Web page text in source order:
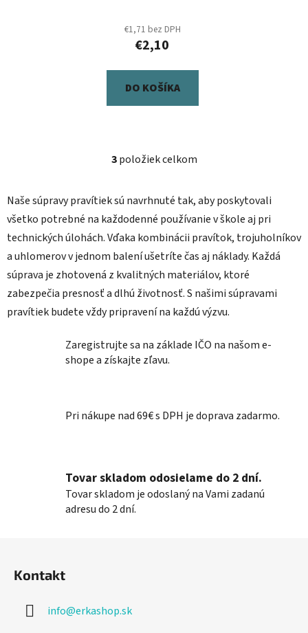
€1,71 bez DPH
€2,10
DO KOŠÍKA
O
l
á
d
a
c
i
e
p
r
k
y
p
i
3položiek celkom
Naše súpravy pravítiek sú navrhnuté tak, aby poskytovali
všetko potrebné na každodenné používanie v škole aj pri
technických úlohách. Vďaka kombinácii pravítok, trojuholníkov
a uhlomerov v jednom balení ušetríte čas aj náklady. Každá
súprava je zhotovená z kvalitných materiálov, ktoré
zabezpečia presnosť a dlhú životnosť. S našimi súpravami
pravítiek budete vždy pripravení na každú výzvu.
Zaregistrujte sa na základe IČO na našom e-
shope a získajte zľavu.
Pri nákupe nad 69€ s DPH je doprava zadarmo.
Tovar skladom odosielame do 2 dní.
Tovar skladom je odoslaný na Vami zadanú
adresu do 2 dní.
Kontakt
info@erkashop.sk